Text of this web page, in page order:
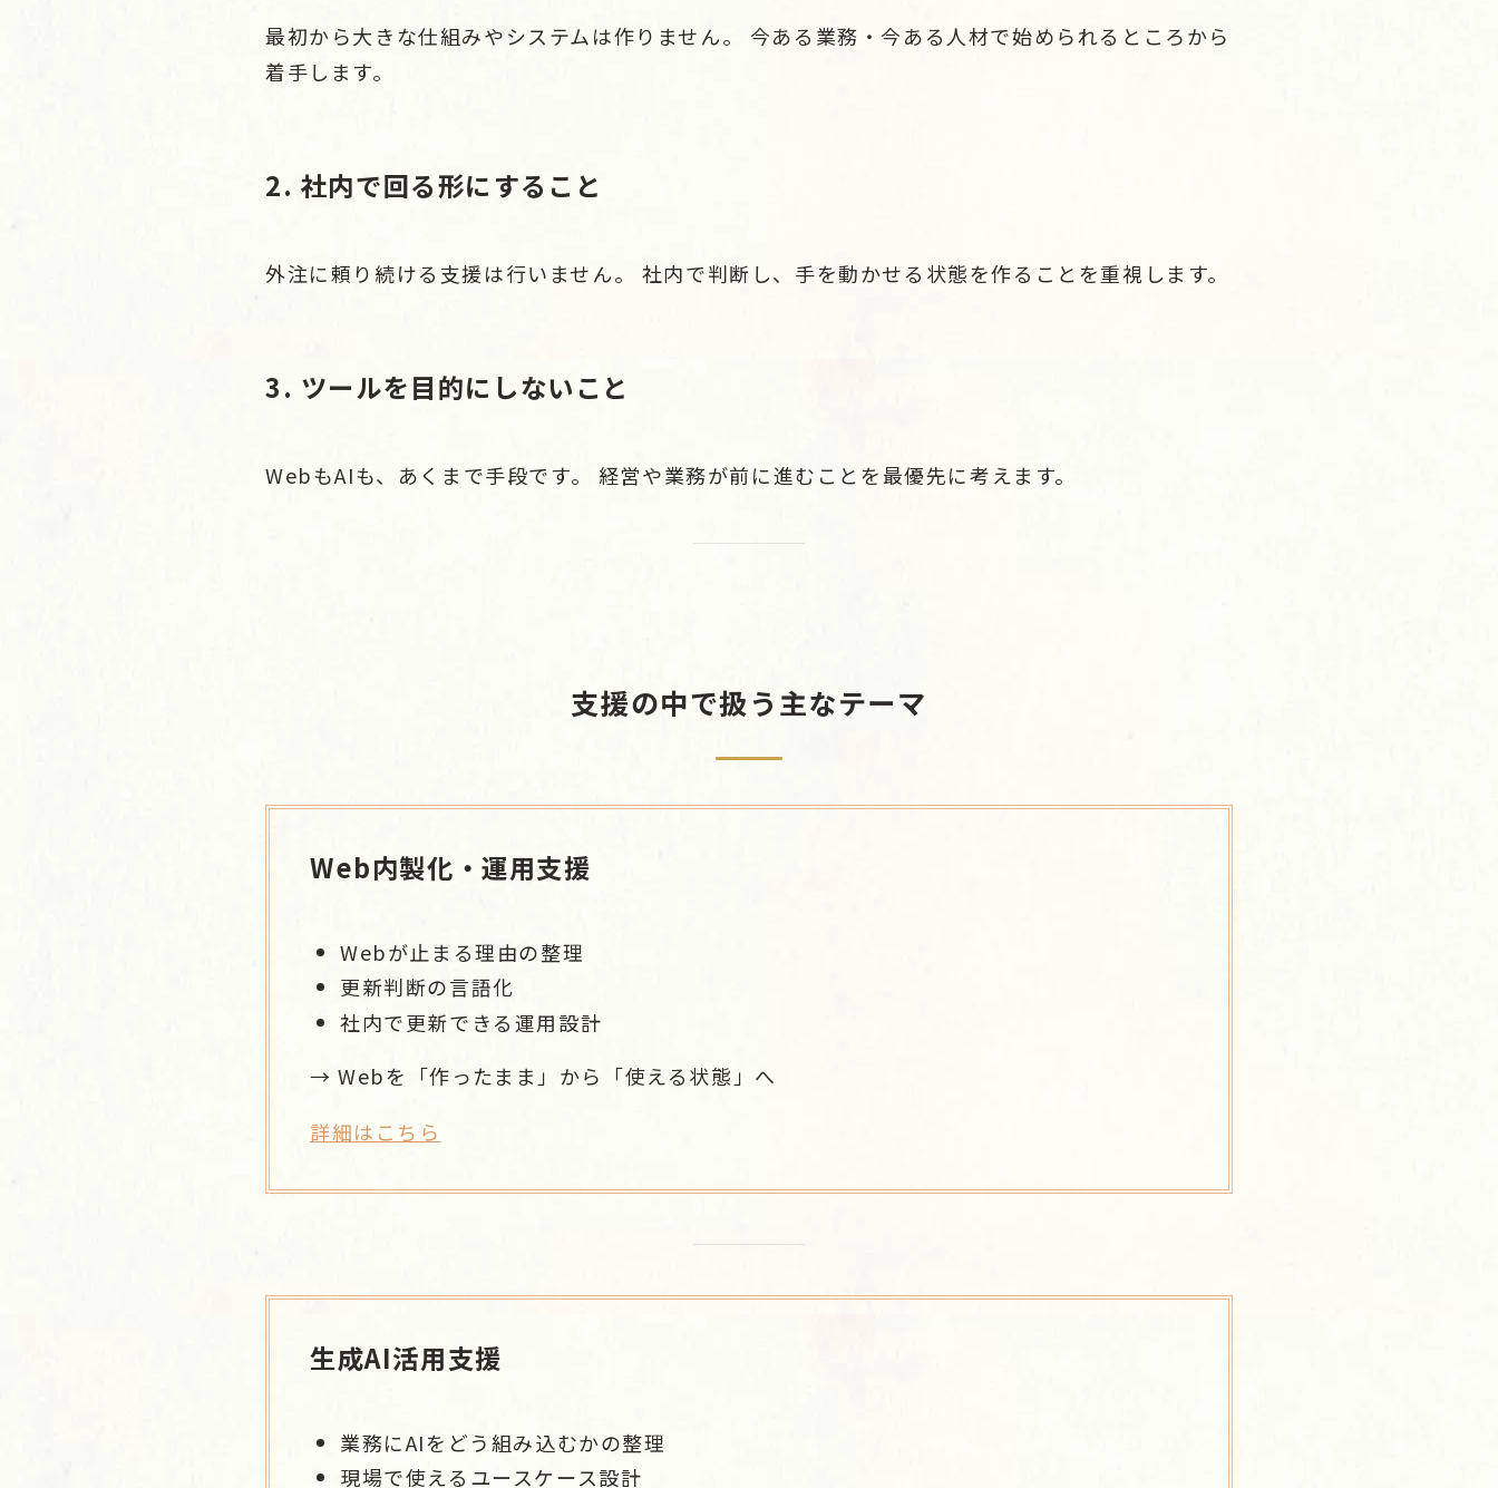
最初から大きな仕組みやシステムは作りません。 今ある業務・今ある人材で始められるところから
着手します。
2. 社内で回る形にすること
外注に頼り続ける支援は行いません。 社内で判断し、手を動かせる状態を作ることを重視します。
3. ツールを目的にしないこと
WebもAIも、あくまで手段です。 経営や業務が前に進むことを最優先に考えます。
支援の中で扱う主なテーマ
Web内製化・運用支援
Webが止まる理由の整理
更新判断の言語化
社内で更新できる運用設計
→ Webを「作ったまま」から「使える状態」へ
詳細はこちら
生成AI活用支援
業務にAIをどう組み込むかの整理
現場で使えるユースケース設計